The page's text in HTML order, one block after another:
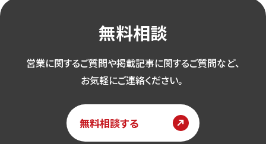
無料相談
営業に関するご質問や掲載記事に関するご質問など、
お気軽にご連絡ください。
無料相談する